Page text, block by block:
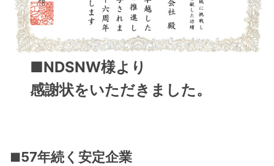
■NDSNW様より
感謝状をいただきました。
■57年続く安定企業